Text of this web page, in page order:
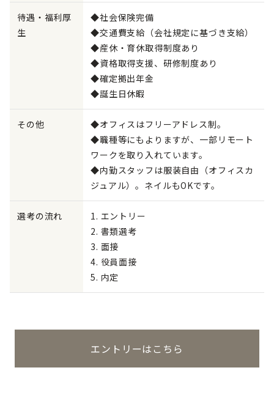
待遇・福利厚
生
◆社会保険完備
◆交通費支給（会社規定に基づき支給）
◆産休・育休取得制度あり
◆資格取得支援、研修制度あり
◆確定拠出年金
◆誕生日休暇
その他
◆オフィスはフリーアドレス制。
◆職種等にもよりますが、一部リモート
ワークを取り入れています。
◆内勤スタッフは服装自由（オフィスカ
ジュアル）。ネイルもOKです。
選考の流れ
1. エントリー
2. 書類選考
3. 面接
4. 役員面接
5. 内定
エントリーはこちら